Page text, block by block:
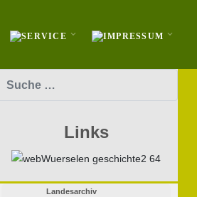
Links
Landesarchiv